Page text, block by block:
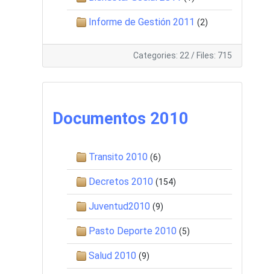
Informe de Gestión 2011 (2)
Categories: 22 / Files: 715
Documentos 2010
Transito 2010 (6)
Decretos 2010 (154)
Juventud2010 (9)
Pasto Deporte 2010 (5)
Salud 2010 (9)